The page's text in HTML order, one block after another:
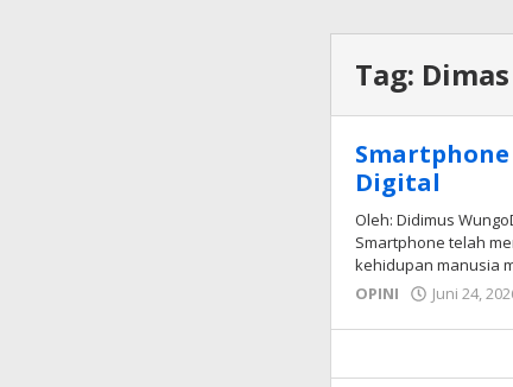
Tag:
Digital
Oleh: Didimus
Smartphone telah
kehidupan manusia
OPINI
Juni 24,